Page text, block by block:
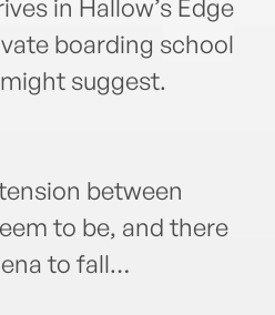
in Hallow’s Edge
boarding school
suggest.
between
to be, and there
to fall…